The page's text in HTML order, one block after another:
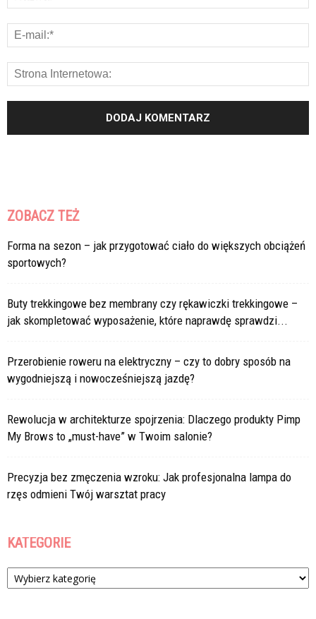
ZOBACZ TEŻ
Forma na sezon – jak przygotować ciało do większych obciążeń
sportowych?
Buty trekkingowe bez membrany czy rękawiczki trekkingowe –
jak skompletować wyposażenie, które naprawdę sprawdzi...
Przerobienie roweru na elektryczny – czy to dobry sposób na
wygodniejszą i nowocześniejszą jazdę?
Rewolucja w architekturze spojrzenia: Dlaczego produkty Pimp
My Brows to „must-have” w Twoim salonie?
Precyzja bez zmęczenia wzroku: Jak profesjonalna lampa do
rzęs odmieni Twój warsztat pracy
KATEGORIE
Kategorie